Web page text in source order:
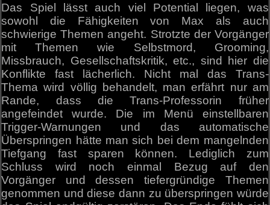
Das Spiel lässt auch viel Potential liegen, was
sowohl die Fähigkeiten von Max als auch
schwierige Themen angeht. Strotzte der Vorgänger
mit Themen wie Selbstmord, Grooming,
Missbrauch, Gesellschaftskritik, etc., sind hier die
Konflikte fast lächerlich. Nicht mal das Trans-
Thema wird völlig behandelt, man erfährt nur am
Rande, dass die Trans-Professorin früher
angefeindet wurde. Die im Menü einstellbaren
Trigger-Warnungen und das automatische
Überspringen hätte man sich bei dem mangelnden
Tiefgang fast sparen können. Lediglich zum
Schluss wird noch einmal Bezug auf den
Vorgänger und dessen tiefergründige Themen
genommen und diese dann zu überspringen würde